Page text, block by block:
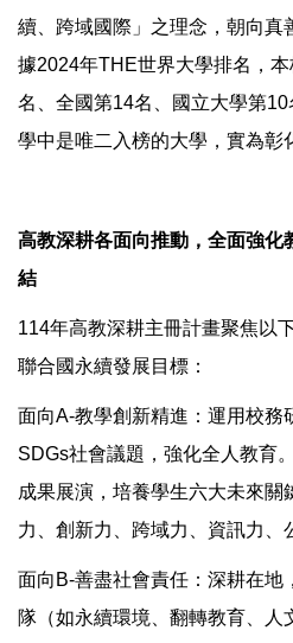
續、跨域國際」之理念，朝向真
據2024年THE世界大學排名，
名、全國第14名、國立大學第
學中是唯二入榜的大學，實為彰
高教深耕各面向推動，全面強化
結
114年高教深耕主冊計畫聚焦以
聯合國永續發展目標：
面向A-教學創新精進：運用校務
SDGs社會議題，強化全人教育
成果展演，培養學生六大未來關
力、創新力、跨域力、資訊力、
面向B-善盡社會責任：深耕在地
隊（如永續環境、翻轉教育、人